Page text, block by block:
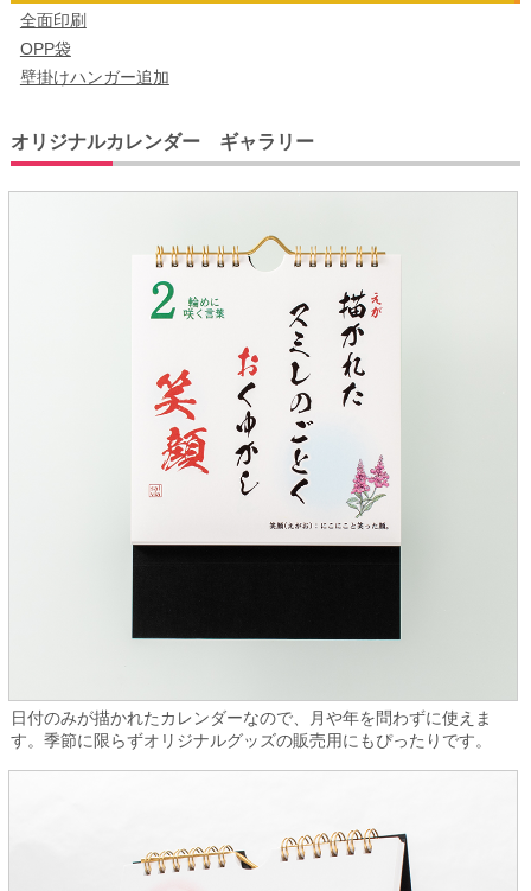
全面印刷
OPP袋
壁掛けハンガー追加
オリジナルカレンダー ギャラリー
日付のみが描かれたカレンダーなので、月や年を問わずに使えま
す。季節に限らずオリジナルグッズの販売用にもぴったりです。